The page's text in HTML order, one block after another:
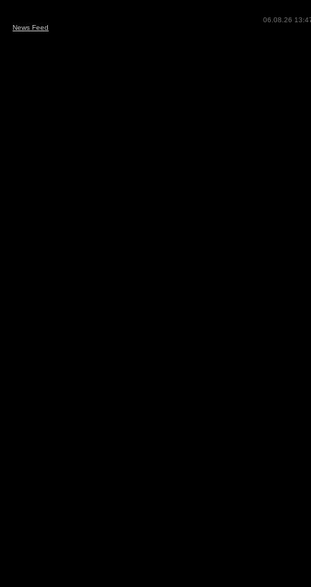
06.08.26
News Feed